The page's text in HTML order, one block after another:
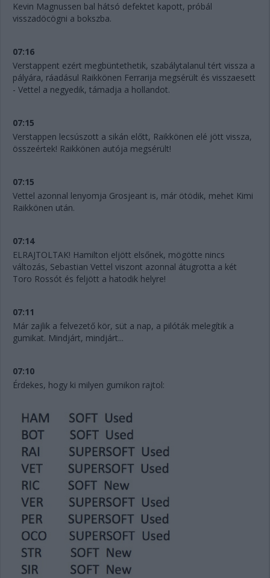
Kevin Magnussen bal hátsó defektet kapott, próbál
visszadöcögni a bokszba.
07:16
Verstappent ezért megbüntethetik, szabálytalanul tért vissza a
pályára, ráadásul Raikkönen Ferrarija megsérült és visszaesett
- Vettel a negyedik, támadja a hollandot.
07:15
Verstappen lecsúszott a sikán előtt, Raikkönen elé jött vissza,
összeértek! Raikkönen autója megsérült!
07:15
Vettel azonnal lenyomja Grosjeant is, már ötödik, mehet Kimi
Raikkönen után.
07:14
ELRAJTOLTAK! Hamilton eljött elsőnek, mögötte nincs
változás, Sebastian Vettel viszont azonnal átugrotta a két
Toro Rossót és feljött a hatodik helyre!
07:11
Már zajlik a felvezető kör, süt a nap, a pilóták melegítik a
gumikat. Mindjárt, mindjárt...
07:10
Érdekes, hogy ki milyen gumikon rajtol: